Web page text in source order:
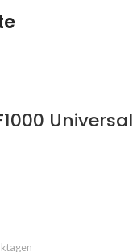
Universal